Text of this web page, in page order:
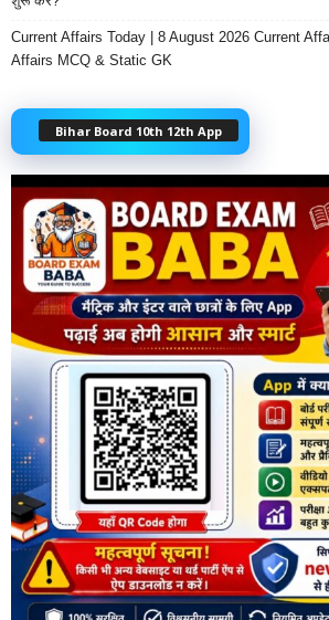
Current Affairs Today | 8 August 2026 Current
Affairs MCQ & Static GK
Bihar Board 10th 12th App